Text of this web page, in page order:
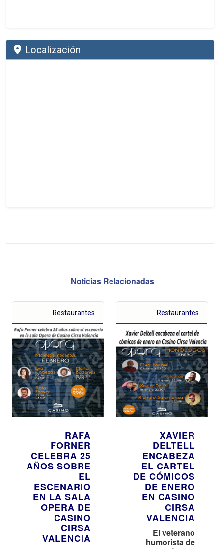
Localización
Noticias Relacionadas
Restaurantes
RAFA
FORNER
CELEBRA 25
AÑOS SOBRE
EL
ESCENARIO
EN LA SALA
OPERA DE
CASINO
CIRSA
VALENCIA
Restaurantes
XAVIER
DELTELL
ENCABEZA
EL CARTEL
DE CÓMICOS
DE ENERO
EN CASINO
CIRSA
VALENCIA
El veterano
humorista de